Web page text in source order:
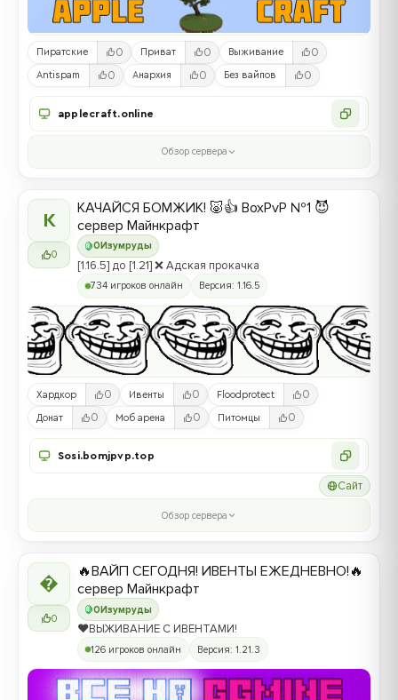
Пиратские 0 Приват 0 Выживание 0
Antispam 0 Анархия 0 Без вайпов 0
applecraft.online
Обзор сервера
К
0
0 Изумруды
КАЧАЙСЯ БОМЖИК! 🐷👍 BoxPvP №1 😈
сервер Майнкрафт
[1.16.5] до [1.21] ❌ Адская прокачка
734 игроков онлайн Версия: 1.16.5
Хардкор 0 Ивенты 0 Floodprotect 0
Донат 0 Моб арена 0 Питомцы 0
Sosi.bomjpvp.top
Сайт
Обзор сервера

0
0Изумруды
🔥ВАЙП СЕГОДНЯ! ИВЕНТЫ ЕЖЕДНЕВНО!🔥
сервер Майнкрафт
❤️ВЫЖИВАНИЕ С ИВЕНТАМИ!
126 игроков онлайн Версия: 1.21.3